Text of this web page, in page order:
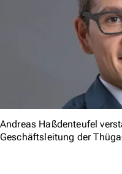
Andreas Haßdenteufel
Geschäftsleitung der